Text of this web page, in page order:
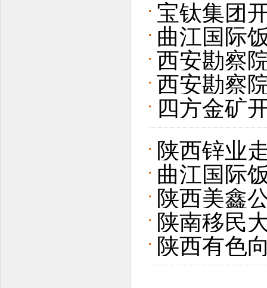
宝钛集团
曲江国际
西安勘察
西安勘察
四方金矿
陕西锌业
曲江国际
陕西美鑫
赛
陕南移民
陕西有色